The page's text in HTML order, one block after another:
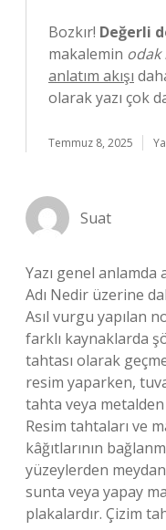
Bozkır! Değerli
makalemin odak
anlatım akışı
olarak yazı çok
Temmuz 8, 2025
Suat
Yazı genel anlamda
Adı Nedir üzerine
Asıl vurgu yapılan
farklı kaynaklarda
tahtası olarak
resim yaparken,
tahta veya metalden
Resim tahtaları ve
kâğıtlarının
yüzeylerden
sunta veya yapay
plakalardır. Çizim